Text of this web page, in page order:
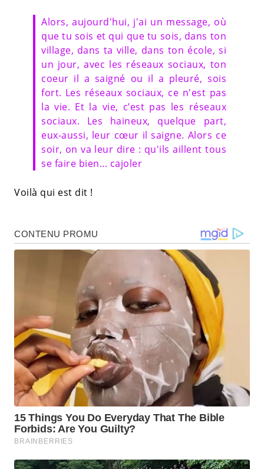
Alors, aujourd'hui, j'ai un message, où
que tu sois et qui que tu sois, dans ton
village, dans ta ville, dans ton école, si
un jour, avec les réseaux sociaux, ton
coeur il a saigné ou il a pleuré, sois
fort. Les réseaux sociaux, ce n'est pas
la vie. Et la vie, c’est pas les réseaux
sociaux. Les haineux, quelque part,
eux-aussi, leur cœur il saigne. Alors ce
soir, on va leur dire : qu'ils aillent tous
se faire bien... cajoler
Voilà qui est dit !